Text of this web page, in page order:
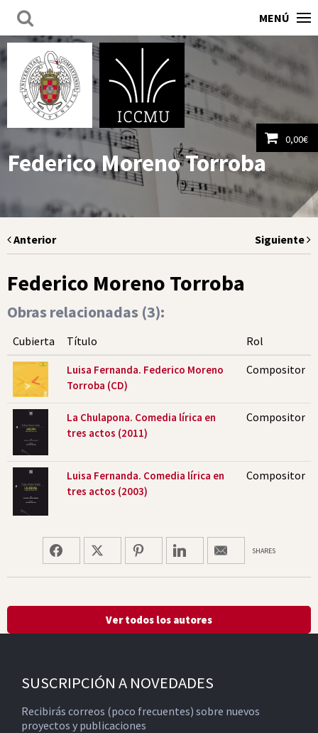
MENÚ
0,00€
Ver carrito
Federico Moreno Torroba
Anterior Siguiente
Federico Moreno Torroba
Obras relacionadas (3):
Cubierta Título Rol
Luisa Fernanda. Federico Moreno
Torroba (CD)
Compositor
La Chulapona. Comedia lírica en
tres actos (2011)
Compositor
Luisa Fernanda. Comedia lírica en
tres actos (2003)
Compositor
SHARES
Ver todos los autores
SUSCRIPCIÓN A NOVEDADES
Recibirás correos (poco frecuentes) sobre nuevos
proyectos y publicaciones